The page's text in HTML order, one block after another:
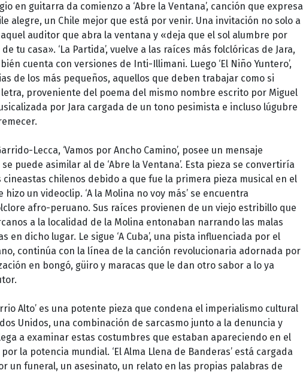
en guitarra da comienzo a ‘Abre la Ventana’, canción que expresa
alegre, un Chile mejor que está por venir. Una invitación no solo a
auditor que abra la ventana y «deja que el sol alumbre por
tu casa». ‘La Partida’, vuelve a las raíces más folclóricas de Jara,
cuenta con versiones de Inti-Illimani. Luego ‘El Niño Yuntero’,
de los más pequeños, aquellos que deben trabajar como si
proveniente del poema del mismo nombre escrito por Miguel
por Jara cargada de un tono pesimista e incluso lúgubre
Lecca, ‘Vamos por Ancho Camino’, posee un mensaje
puede asimilar al de ‘Abre la Ventana’. Esta pieza se convertiría
cineastas chilenos debido a que fue la primera pieza musical en el
hizo un videoclip. ‘A la Molina no voy más’ se encuentra
afro-peruano. Sus raíces provienen de un viejo estribillo que
a la localidad de la Molina entonaban narrando las malas
en dicho lugar. Le sigue ‘A Cuba’, una pista influenciada por el
continúa con la línea de la canción revolucionaria adornada por
en bongó, güiro y maracas que le dan otro sabor a lo ya
Alto’ es una potente pieza que condena el imperialismo cultural
Unidos, una combinación de sarcasmo junto a la denuncia y
a examinar estas costumbres que estaban apareciendo en el
la potencia mundial. ‘El Alma Llena de Banderas’ está cargada
un funeral, un asesinato, un relato en las propias palabras de